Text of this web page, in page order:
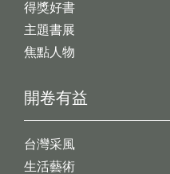
開卷有益
台灣采風
生活藝術
得獎好書
主題書展
焦點人物